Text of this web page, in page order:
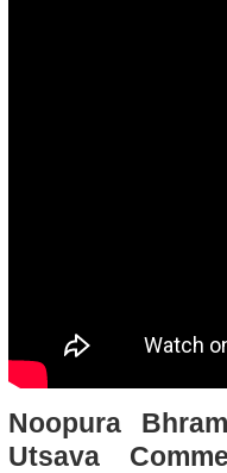
Noopura
Utsava